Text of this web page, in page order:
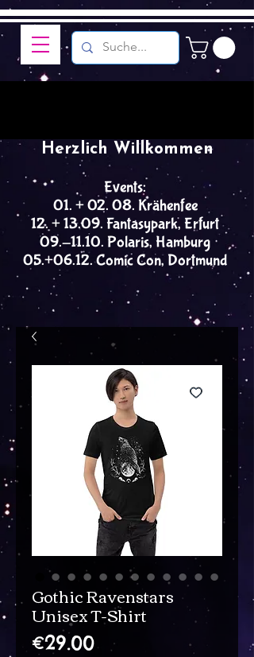
Events:
01. + 02. 08. Krähenfee
12. + 13.09. Fantasypark, Erfurt
09.-11.10. Polaris, Hamburg
05.+06.12. Comic Con, Dortmund
Herzlich Willkommen
Gothic Ravenstars
Unisex T-Shirt
€29.00Price